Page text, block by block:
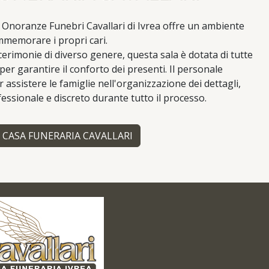
Onoranze Funebri Cavallari di Ivrea offre un ambiente
i propri cari.
di diverso genere, questa sala è dotata di tutte
garantire il conforto dei presenti. Il personale
assistere le famiglie nell'organizzazione dei dettagli,
e discreto durante tutto il processo.
CASA FUNERARIA CAVALLARI